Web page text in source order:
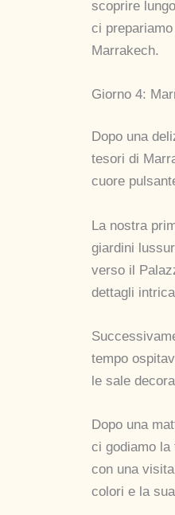
scoprire
ci
Marrakech.
Giorno 4:
Dopo una
tesori di
cuore
La nostra
giardini
verso il
dettagli
tempo
le sale
Dopo una
ci godiamo la
con una
colori e la